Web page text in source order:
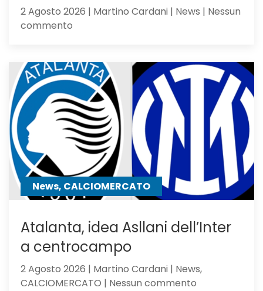
2 Agosto 2026 | Martino Cardani | News | Nessun
commento
2-
1:
la
Dea
non
sfigura,
ma
perde
contro
gli
News, CALCIOMERCATO
Atalanta, idea Asllani dell’Inter
a centrocampo
2 Agosto 2026 | Martino Cardani | News,
CALCIOMERCATO | Nessun commento